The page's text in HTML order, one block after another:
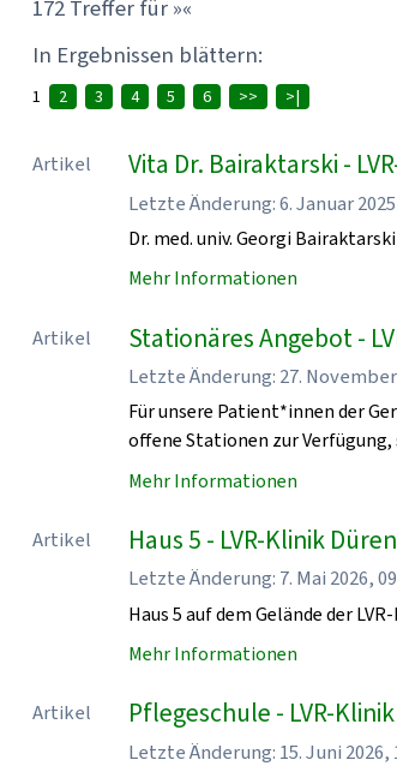
172 Treffer für »«
In Ergebnissen blättern:
1 2 3 4 5 6 >> >|
Artikel Vita Dr. Bairaktarski -
Letzte Änderung: 6. Januar
Dr. med. univ. Georgi Bairaktarski
Mehr Informationen
Artikel Stationäres Angebot -
Letzte Änderung: 27.
Für unsere Patient*innen der
offene Stationen zur
Mehr Informationen
Artikel Haus 5 - LVR-Klinik Düren
Letzte Änderung: 7. Mai 2026,
Haus 5 auf dem Gelände der
Mehr Informationen
Artikel Pflegeschule - LVR-
Letzte Änderung: 15. Juni 2026,